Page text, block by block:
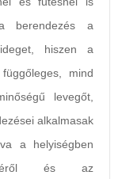
berendezés a
hiszen a
mind
levegőt,
alkalmasak
a helyiségben
és az